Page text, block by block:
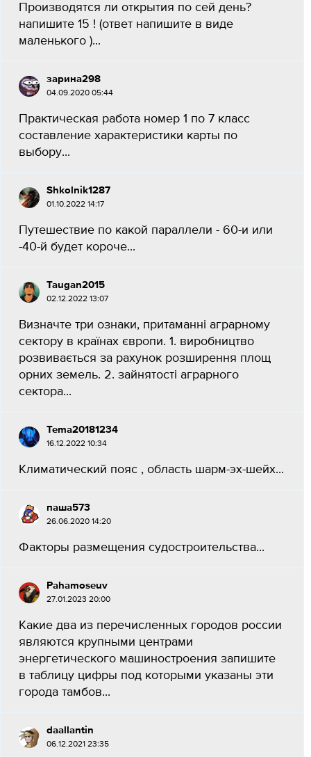
Производятся ли открытия по сей день?
напишите 15 ! (ответ напишите в виде
маленького )​...
зарина298
04.09.2020 05:44
Практическая работа номер 1 по 7 класс
составление характеристики карты по
выбору...
Shkolnik1287
01.10.2022 14:17
Путешествие по какой параллели - 60-и или
-40-й будет короче...
Taugan2015
02.12.2022 13:07
Визначте три ознаки, притаманні аграрному
сектору в країнах європи. 1. виробництво
розвивається за рахунок розширення площ
орних земель. 2. зайнятості аграрного
сектора...
Tema20181234
16.12.2022 10:34
Климатический пояс , область шарм-эх-шейх​...
паша573
26.06.2020 14:20
Факторы размещения судостроительства...
Pahamoseuv
27.01.2023 20:00
Какие два из перечисленных городов россии
являются крупными центрами
энергетического машиностроения запишите
в таблицу цифры под которыми указаны эти
города тамбов...
daallantin
06.12.2021 23:35